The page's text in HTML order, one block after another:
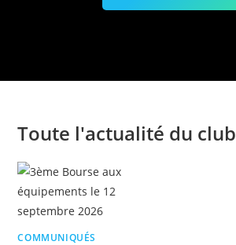
Toute l'actualité du club
COMMUNIQUÉS